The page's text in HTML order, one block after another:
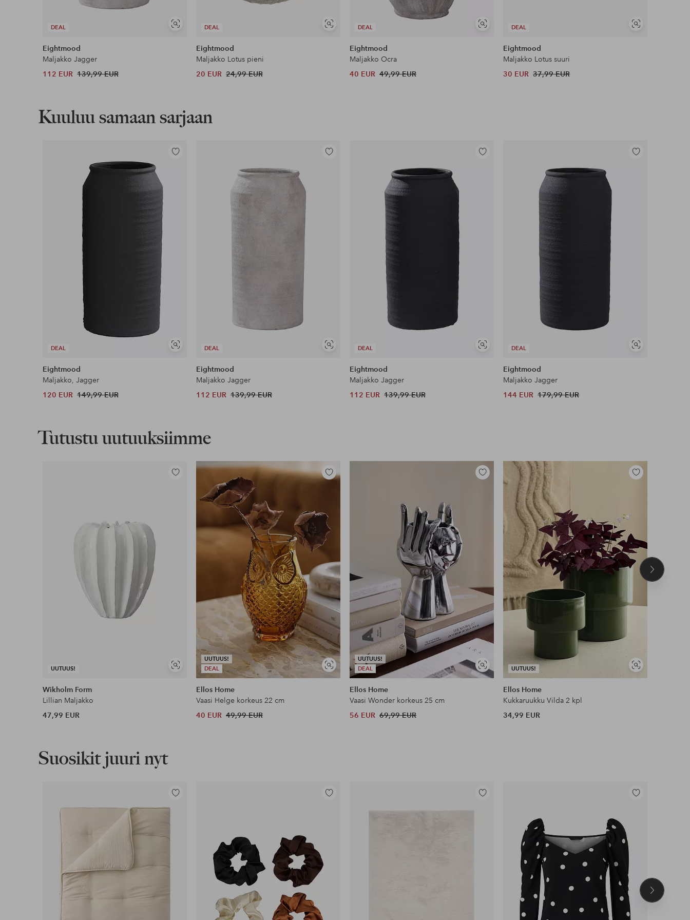
DEAL
Näytä
Eightmood
Maljakko Jagger
112 EUR 139,99 EUR
DEAL
Näytä
Eightmood
Maljakko Lotus pieni
20 EUR 24,99 EUR
DEAL
Näytä
Eightmood
Maljakko Ocra
40 EUR 49,99 EUR
DEAL
Näytä
Eightmood
Maljakko Lotus suuri
30 EUR 37,99 EUR
Kuuluu samaan sarjaan
DEAL
Näytä
Lisää
Eightmood
Maljakko, Jagger
120 EUR 149,99 EUR
DEAL
Näytä
Lisää
Eightmood
Maljakko Jagger
112 EUR 139,99 EUR
DEAL
Näytä
Lisää
Eightmood
Maljakko Jagger
112 EUR 139,99 EUR
DEAL
Näytä
Lisää
Eightmood
Maljakko Jagger
144 EUR 179,99 EUR
Tutustu uutuuksiimme
UUTUUS!
Näytä
samankaltaisia
Lisää
Wikholm Form
Lillian Maljakko
47,99 EUR
UUTUUS!
DEAL
Näytä
samankaltaisia
Lisää
Ellos Home
Vaasi Helge korkeus 22 cm
40 EUR 49,99 EUR
UUTUUS!
DEAL
Näytä
samankaltaisia
Lisää
suosikkeihin
Ellos Home
Vaasi Wonder korkeus 25 cm
56 EUR 69,99 EUR
UUTUUS!
Näytä
samankaltaisia
Lisää
Ellos Home
Kukkaruukku Vilda 2 kpl
34,99 EUR
Seuraava
Suosikit juuri nyt
Lisää
suosikkeihin
Lisää
Lisää
Lisää
Seuraava